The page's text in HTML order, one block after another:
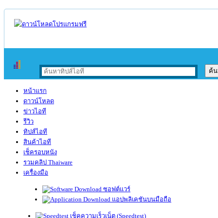
หน้าแรก
ดาวน์โหลด
ข่าวไอที
รีวิว
ทิปส์ไอที
สินค้าไอที
เช็ครอบหนัง
รวมคลิป Thaiware
เครื่องมือ
ซอฟต์แวร์
แอปพลิเคชันบนมือถือ
เช็คความเร็วเน็ต (Speedtest)